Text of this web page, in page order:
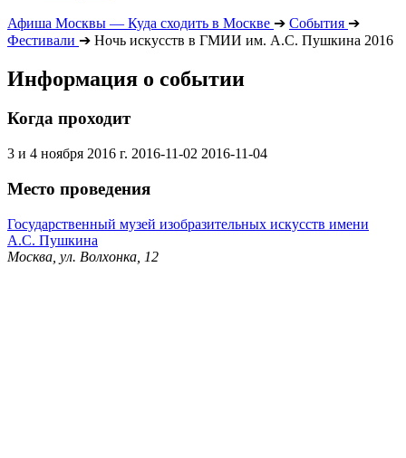
Афиша Москвы — Куда сходить в Москве ➔ События ➔
Фестивали ➔ Ночь искусств в ГМИИ им. А.С. Пушкина 2016
Информация о событии
Когда проходит
3 и 4 ноября 2016 г. 2016-11-02 2016-11-04
Место проведения
Государственный музей изобразительных искусств имени
А.С. Пушкина
Москва, ул. Волхонка, 12